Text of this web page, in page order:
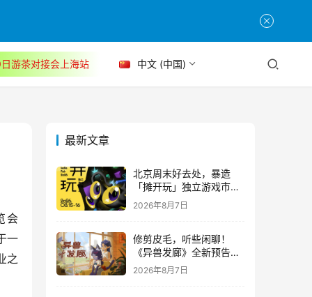
游茶对接会上海站 中文 (中国)
会
一
之
最新文章
北京周末好去处，暴造
「摊开玩」独立游戏市集
正式开票！
2026年8月7日
修剪皮毛，听些闲聊！
《异兽发廊》全新预告与
Steam免费试玩公开
2026年8月7日